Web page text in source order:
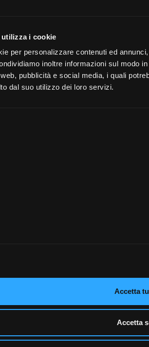
i cookie
per personalizzare contenuti ed
inoltre informazioni sul modo
pubblicità e social media, i quali
dal suo utilizzo dei loro servizi.
Accetta
Accetta